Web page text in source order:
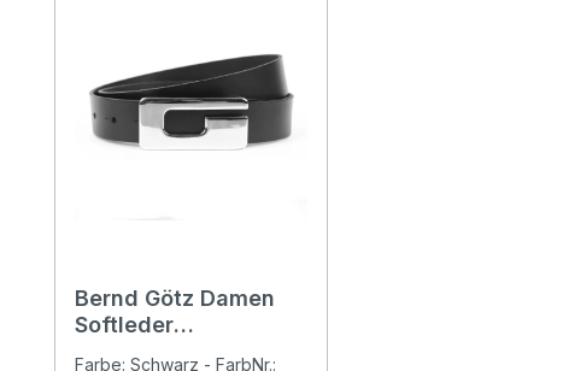
Bernd Götz Damen
Softleder
Farbe: Schwarz - FarbNr.: